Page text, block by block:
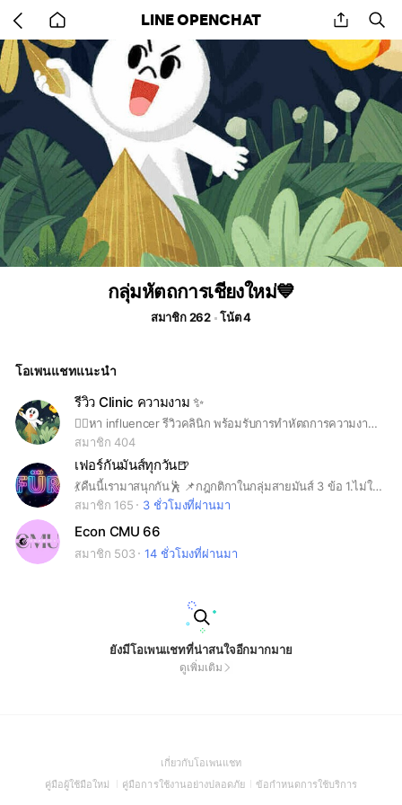
back
to
home
LINE OPENCHAT share
กลุ่มหัตถการเชียงใหม่💙
สมาชิก 262 โน้ต 4
โอเพนแชทแนะนำ
รีวิว Clinic ความงาม ✨
👉🏻หา influencer รีวิวคลินิก พร้อมรับการทำหัตถการความงามฟรีจำนวนมาก มีงานถยอยลงให้ตลอด!!
สมาชิก 404
เฟอร์กันมันส์ทุกวัน🍺
💃คืนนี้เรามาสนุกกัน🕺 📌กฎกติกาในกลุ่มสายมันส์ 3 ข้อ 1.ไม่ใช้คำหยาบหรือด่าว่ากันในกลุ่ม 2.ไม่ลงหรือโปรโมทสิ่งผิดกฎหมายในกลุ่มนี้ 3.ผู้เข้ากลุ่มเฟอร์กันมันส์ทุกวัน ต้องมีอายุไม่ต่ำกว่า 20 ปีบริบูรณ์ ✏️กลุ่มนี้หากลูกค้าต้องการแนะนำหรือแจ้งปัญหาในร้านสามารถแจ้งมาได้เลยน๊าาา
สมาชิก 165
3 ชั่วโมงที่ผ่านมา
Econ CMU 66
สมาชิก 503 14 ชั่วโมงที่ผ่านมา
ยังมีโอเพนแชทที่น่าสนใจอีกมากมาย
ดูเพิ่มเติม
เกี่ยวกับโอเพนแชท(Open
in
คู่มือผู้ใช้มือใหม่
(Open
คู่มือการใช้งานอย่างปลอดภัย(Open
ข้อกำหนดการใช้บริการ(Open